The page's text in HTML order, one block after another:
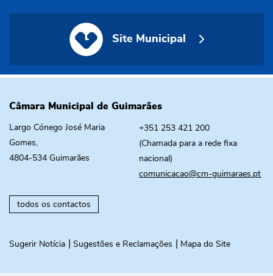
Site Municipal
Câmara Municipal de Guimarães
Largo Cónego José Maria
Gomes,
4804-534 Guimarães
+351 253 421 200
(Chamada para a rede fixa
nacional)
comunicacao@cm-guimaraes.pt
todos os contactos
Sugerir Notícia Sugestões e Reclamações Mapa do Site